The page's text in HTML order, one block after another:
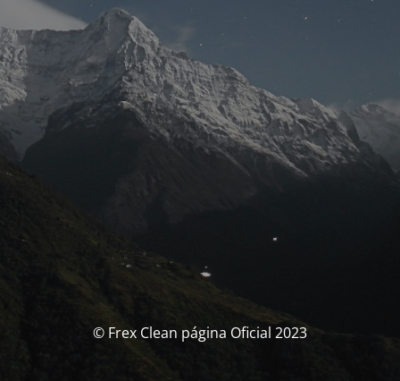
© Frex Clean página Oficial 2023